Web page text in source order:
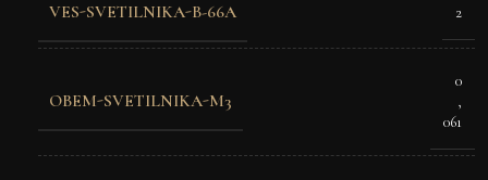
VES-SVETILNIKA-B-66A 2
OBEM-SVETILNIKA-M3
0
,
061